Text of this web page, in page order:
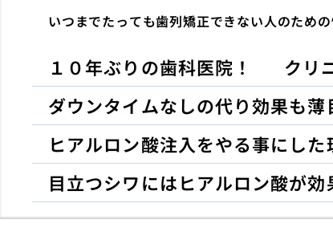
いつまでたっても歯列矯正できない人のため
１０年ぶりの歯科医院！
クリ
ダウンタイムなしの代り効果も
ヒアルロン酸注入をやる事にした
目立つシワにはヒアルロン酸が効